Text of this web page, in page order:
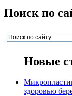
Поиск по
Новые
здоровью